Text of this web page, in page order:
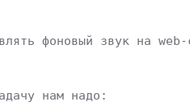
фоновый звук на
нам надо: